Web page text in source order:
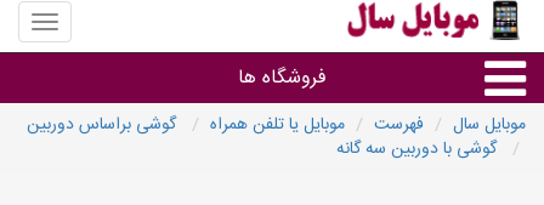
منوی
سایت
سال
فروشگاه ها
موبایل سال فهرست موبایل یا تلفن همراه
گوشی براساس دوربین
گوشی با دوربین سه گانه